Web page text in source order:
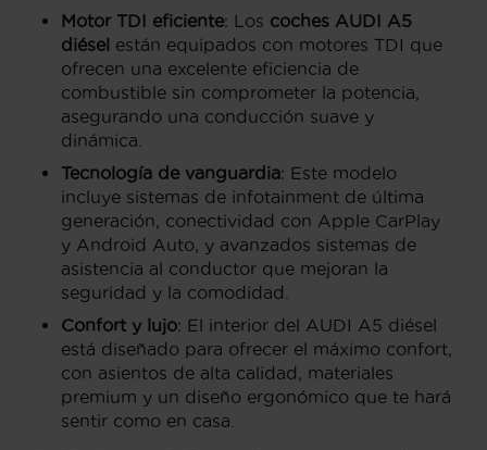
Motor TDI eficiente: Los coches AUDI A5
diésel están equipados con motores TDI que
ofrecen una excelente eficiencia de
combustible sin comprometer la potencia,
asegurando una conducción suave y
dinámica.
Tecnología de vanguardia: Este modelo
incluye sistemas de infotainment de última
generación, conectividad con Apple CarPlay
y Android Auto, y avanzados sistemas de
asistencia al conductor que mejoran la
seguridad y la comodidad.
Confort y lujo: El interior del AUDI A5 diésel
está diseñado para ofrecer el máximo confort,
con asientos de alta calidad, materiales
premium y un diseño ergonómico que te hará
sentir como en casa.